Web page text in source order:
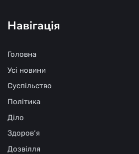
Навігація
Головна
Усі новини
Суспільство
Політика
Діло
Здоров‘я
Дозвілля